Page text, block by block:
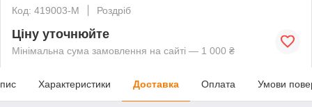
Код: 419003-M
Роздріб
Ціну уточнюйте
Мінімальна сума замовлення на сайті — 1 000 ₴
Характеристики Доставка Оплата Умови